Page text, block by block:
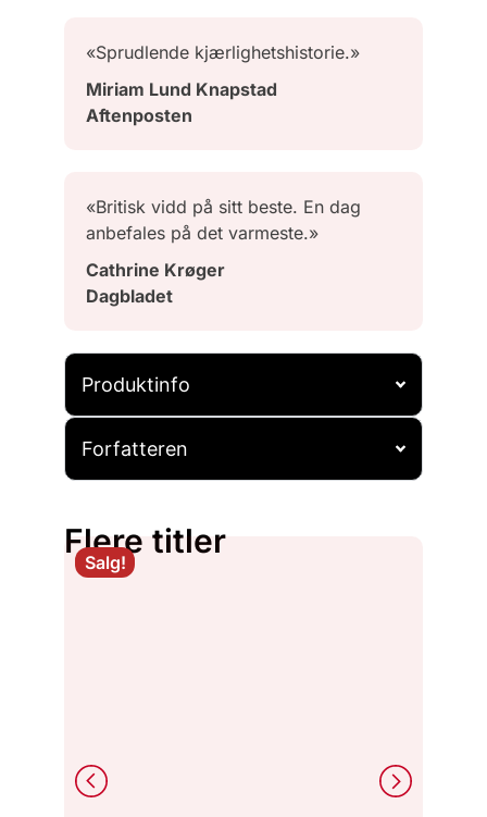
«Sprudlende kjærlighetshistorie.»
Miriam Lund Knapstad
Aftenposten
«Britisk vidd på sitt beste. En dag
anbefales på det varmeste.»
Cathrine Krøger
Dagbladet
Produktinfo
Forfatteren
Flere titler
Salg!